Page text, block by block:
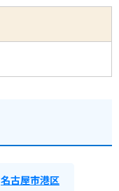
名古屋市港区